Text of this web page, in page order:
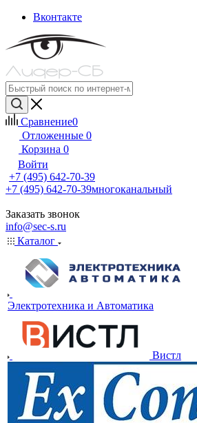
Вконтакте
Сравнение0
Отложенные 0
Корзина 0
Войти
+7 (495) 642-70-39
+7 (495) 642-70-39многоканальный
Заказать звонок
info@sec-s.ru
Каталог
Электротехника и Автоматика
Вистл